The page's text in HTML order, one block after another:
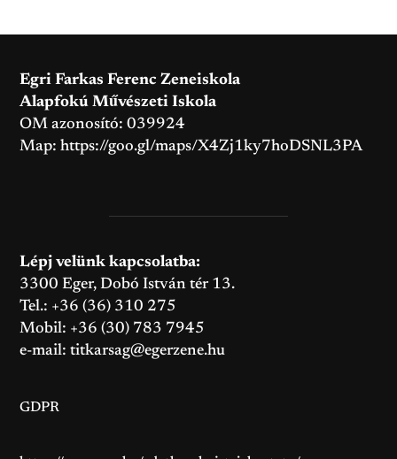
Egri Farkas Ferenc Zeneiskola
Alapfokú Művészeti Iskola
OM azonosító: 039924
Map:https://goo.gl/maps/X4Zj1ky7hoDSNL3PA
Lépj velünk kapcsolatba:
3300 Eger, Dobó István tér 13.
Tel.: +36 (36) 310 275
Mobil: +36 (30) 783 7945
e-mail:titkarsag@egerzene.hu
GDPR